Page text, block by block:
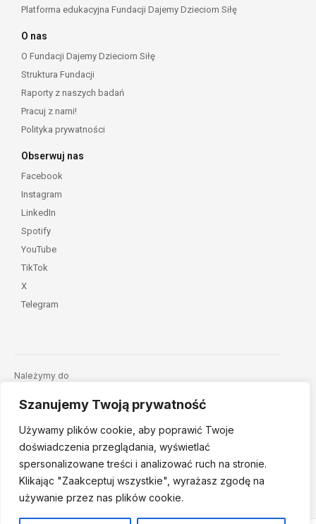
Szanujemy Twoją prywatność
Używamy plików cookie, aby poprawić Twoje
doświadczenia przeglądania, wyświetlać
spersonalizowane treści i analizować ruch na stronie.
Klikając "Zaakceptuj wszystkie", wyrażasz zgodę na
używanie przez nas plików cookie.
Platforma edukacyjna Fundacji Dajemy Dzieciom Siłę
O nas
O Fundacji Dajemy Dzieciom Siłę
Struktura Fundacji
Raporty z naszych badań
Pracuj z nami!
Polityka prywatności
Obserwuj nas
Facebook
Instagram
LinkedIn
Spotify
YouTube
TikTok
X
Telegram
Należymy do
© 2026 Fundacja Dajemy Dzieciom Siłę • Projekt: nordmind.pl